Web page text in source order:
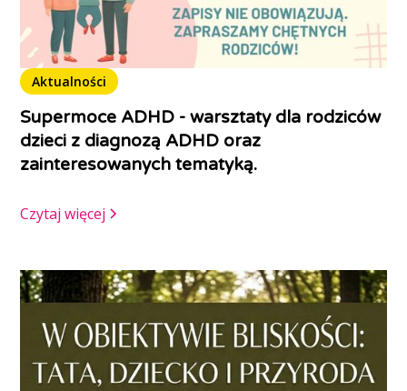
Aktualności
Supermoce ADHD - warsztaty dla rodziców
dzieci z diagnozą ADHD oraz
zainteresowanych tematyką.
Czytaj więcej